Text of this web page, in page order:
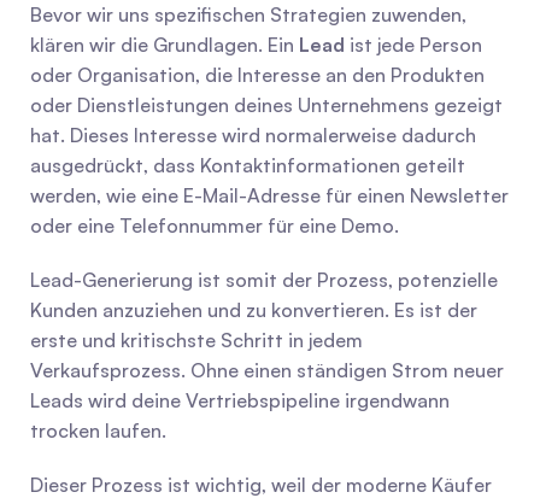
Bevor wir uns spezifischen Strategien zuwenden,
klären wir die Grundlagen. Ein Lead ist jede Person
oder Organisation, die Interesse an den Produkten
oder Dienstleistungen deines Unternehmens gezeigt
hat. Dieses Interesse wird normalerweise dadurch
ausgedrückt, dass Kontaktinformationen geteilt
werden, wie eine E-Mail-Adresse für einen Newsletter
oder eine Telefonnummer für eine Demo.
Lead-Generierung ist somit der Prozess, potenzielle
Kunden anzuziehen und zu konvertieren. Es ist der
erste und kritischste Schritt in jedem
Verkaufsprozess. Ohne einen ständigen Strom neuer
Leads wird deine Vertriebspipeline irgendwann
trocken laufen.
Dieser Prozess ist wichtig, weil der moderne Käufer